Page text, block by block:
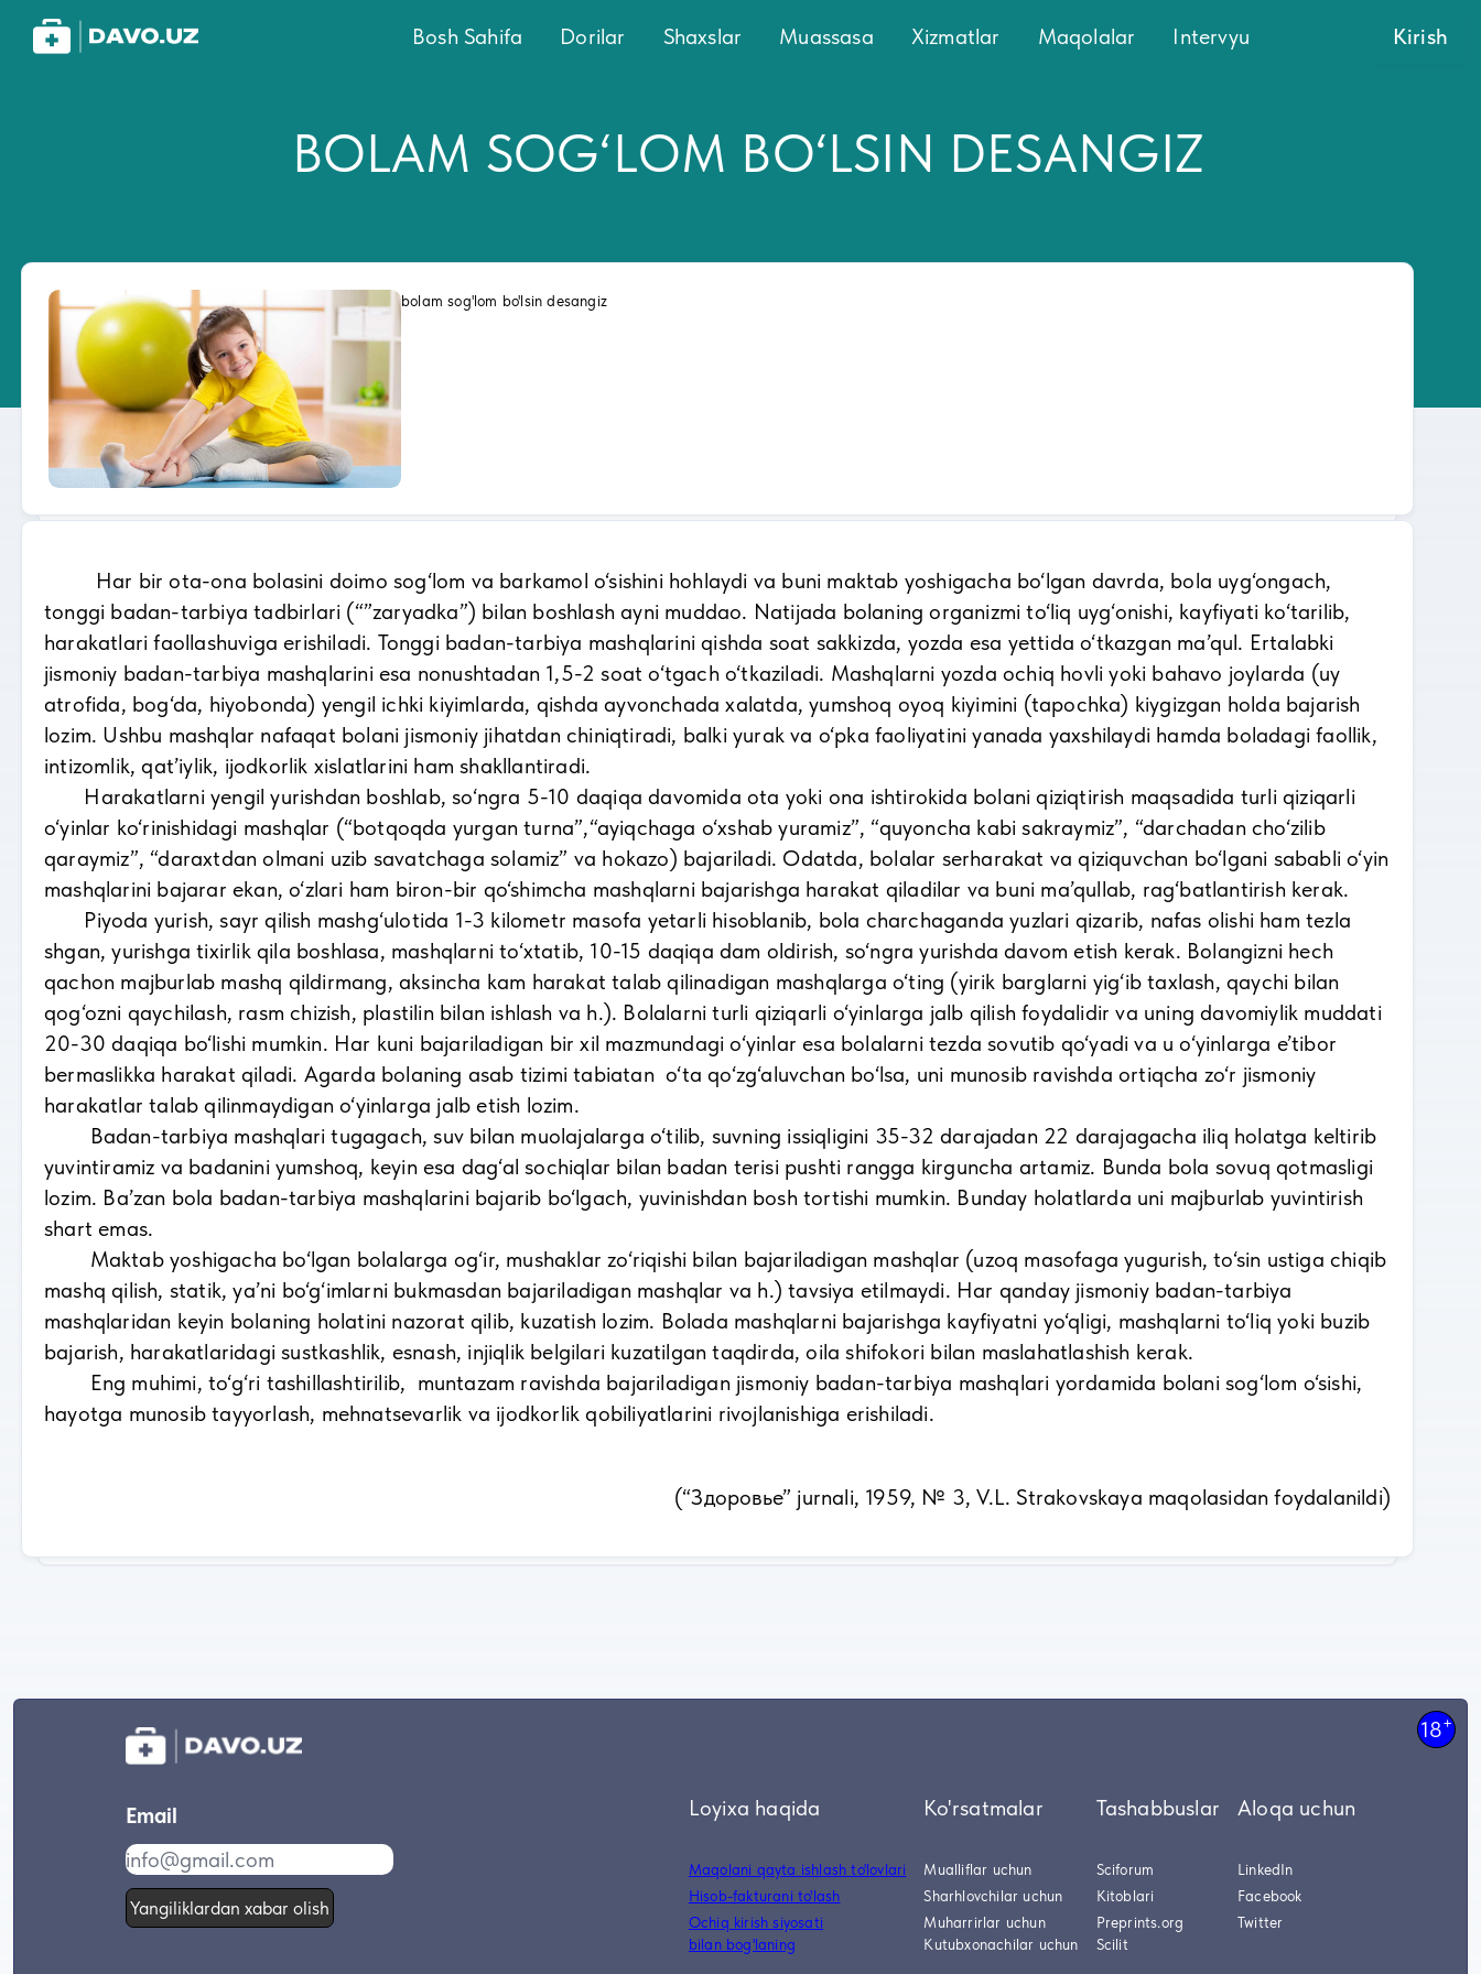
Bosh Sahifa Dorilar Shaxslar Muassasa Xizmatlar Maqolalar Intervyu Kirish
BOLAM SOG‘LOM BO‘LSIN DЕSANGIZ
bolam sog'lom bo'lsin desangiz
Har bir ota-ona bolasini doimo sog‘lom va barkamol o‘sishini hohlaydi va buni maktab yoshigacha bo‘lgan davrda, bola uyg‘ongach,
tonggi badan-tarbiya tadbirlari (“”zaryadka”) bilan boshlash ayni muddao. Natijada bolaning organizmi to‘liq uyg‘onishi, kayfiyati ko‘tarilib,
harakatlari faollashuviga erishiladi. Tonggi badan-tarbiya mashqlarini qishda soat sakkizda, yozda esa yettida o‘tkazgan ma’qul. Ertalabki
jismoniy badan-tarbiya mashqlarini esa nonushtadan 1,5-2 soat o‘tgach o‘tkaziladi. Mashqlarni yozda ochiq hovli yoki bahavo joylarda (uy
atrofida, bog‘da, hiyobonda) yengil ichki kiyimlarda, qishda ayvonchada xalatda, yumshoq oyoq kiyimini (tapochka) kiygizgan holda bajarish
lozim. Ushbu mashqlar nafaqat bolani jismoniy jihatdan chiniqtiradi, balki yurak va o‘pka faoliyatini yanada yaxshilaydi hamda boladagi faollik,
intizomlik, qat’iylik, ijodkorlik xislatlarini ham shakllantiradi.
Harakatlarni yengil yurishdan boshlab, so‘ngra 5-10 daqiqa davomida ota yoki ona ishtirokida bolani qiziqtirish maqsadida turli qiziqarli
o‘yinlar ko‘rinishidagi mashqlar (“botqoqda yurgan turna”,“ayiqchaga o‘xshab yuramiz”, “quyoncha kabi sakraymiz”, “darchadan cho‘zilib
qaraymiz”, “daraxtdan olmani uzib savatchaga solamiz” va hokazo) bajariladi. Odatda, bolalar serharakat va qiziquvchan bo‘lgani sababli o‘yin
mashqlarini bajarar ekan, o‘zlari ham biron-bir qo‘shimcha mashqlarni bajarishga harakat qiladilar va buni ma’qullab, rag‘batlantirish kerak.
Piyoda yurish, sayr qilish mashg‘ulotida 1-3 kilometr masofa yetarli hisoblanib, bola charchaganda yuzlari qizarib, nafas olishi ham tezla
shgan, yurishga tixirlik qila boshlasa, mashqlarni to‘xtatib, 10-15 daqiqa dam oldirish, so‘ngra yurishda davom etish kerak. Bolangizni hech
qachon majburlab mashq qildirmang, aksincha kam harakat talab qilinadigan mashqlarga o‘ting (yirik barglarni yig‘ib taxlash, qaychi bilan
qog‘ozni qaychilash, rasm chizish, plastilin bilan ishlash va h.). Bolalarni turli qiziqarli o‘yinlarga jalb qilish foydalidir va uning davomiylik muddati
20-30 daqiqa bo‘lishi mumkin. Har kuni bajariladigan bir xil mazmundagi o‘yinlar esa bolalarni tezda sovutib qo‘yadi va u o‘yinlarga e’tibor
bermaslikka harakat qiladi. Agarda bolaning asab tizimi tabiatan o‘ta qo‘zg‘aluvchan bo‘lsa, uni munosib ravishda ortiqcha zo‘r jismoniy
harakatlar talab qilinmaydigan o‘yinlarga jalb etish lozim.
Badan-tarbiya mashqlari tugagach, suv bilan muolajalarga o‘tilib, suvning issiqligini 35-32 darajadan 22 darajagacha iliq holatga keltirib
yuvintiramiz va badanini yumshoq, keyin esa dag‘al sochiqlar bilan badan terisi pushti rangga kirguncha artamiz. Bunda bola sovuq qotmasligi
lozim. Ba’zan bola badan-tarbiya mashqlarini bajarib bo‘lgach, yuvinishdan bosh tortishi mumkin. Bunday holatlarda uni majburlab yuvintirish
shart emas.
Maktab yoshigacha bo‘lgan bolalarga og‘ir, mushaklar zo‘riqishi bilan bajariladigan mashqlar (uzoq masofaga yugurish, to‘sin ustiga chiqib
mashq qilish, statik, ya’ni bo‘g‘imlarni bukmasdan bajariladigan mashqlar va h.) tavsiya etilmaydi. Har qanday jismoniy badan-tarbiya
mashqlaridan keyin bolaning holatini nazorat qilib, kuzatish lozim. Bolada mashqlarni bajarishga kayfiyatni yo‘qligi, mashqlarni to‘liq yoki buzib
bajarish, harakatlaridagi sustkashlik, esnash, injiqlik belgilari kuzatilgan taqdirda, oila shifokori bilan maslahatlashish kerak.
Eng muhimi, to‘g‘ri tashillashtirilib, muntazam ravishda bajariladigan jismoniy badan-tarbiya mashqlari yordamida bolani sog‘lom o‘sishi,
hayotga munosib tayyorlash, mehnatsevarlik va ijodkorlik qobiliyatlarini rivojlanishiga erishiladi.
(“Здоровье” jurnali, 1959, № 3, V.L. Strakovskaya maqolasidan foydalanildi)
18+
Email
Yangiliklardan xabar olish
Loyixa haqida
Maqolani qayta ishlash to'lovlari
Hisob-fakturani to'lash
Ochiq kirish siyosati
bilan bog'laning
Ko'rsatmalar
Mualliflar uchun
Sharhlovchilar uchun
Muharrirlar uchun
Kutubxonachilar uchun
Tashabbuslar
Sciforum
Kitoblari
Preprints.org
Scilit
Aloqa uchun
LinkedIn
Facebook
Twitter